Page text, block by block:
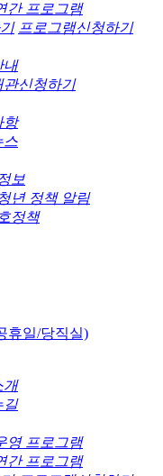
간 프로그램
프로그램신청하기
내
관신청하기
항
스
보
년 정책 알림
정책
휴일/당직실)
개
길
영 프로그램
간 프로그램